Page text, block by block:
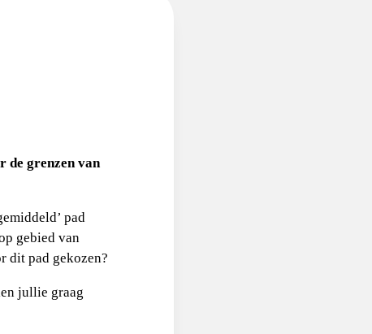
de grenzen van
pad
gebied van
dit pad gekozen?
jullie graag